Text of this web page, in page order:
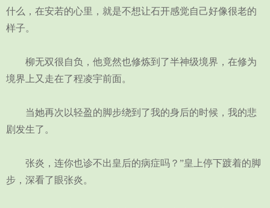
什么，在安若的心里，就是不想让石开感觉自己好像很老的
样子。
柳无双很自负，他竟然也修炼到了半神级境界，在修为
境界上又走在了程凌宇前面。
当她再次以轻盈的脚步绕到了我的身后的时候，我的悲
剧发生了。
张炎，连你也诊不出皇后的病症吗？”皇上停下踱着的脚
步，深看了眼张炎。